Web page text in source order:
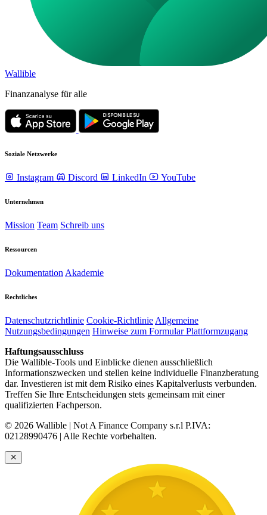
Wallible
Finanzanalyse für alle
Soziale Netzwerke
Instagram Discord LinkedIn YouTube
Unternehmen
Mission Team Schreib uns
Ressourcen
Dokumentation Akademie
Rechtliches
Datenschutzrichtlinie Cookie-Richtlinie Allgemeine
Nutzungsbedingungen Hinweise zum Formular Plattformzugang
Haftungsausschluss
Die Wallible-Tools und Einblicke dienen ausschließlich
Informationszwecken und stellen keine individuelle Finanzberatung
dar. Investieren ist mit dem Risiko eines Kapitalverlusts verbunden.
Treffen Sie Ihre Entscheidungen stets gemeinsam mit einer
qualifizierten Fachperson.
© 2026 Wallible | Not A Finance Company s.r.l P.IVA:
02128990476 | Alle Rechte vorbehalten.